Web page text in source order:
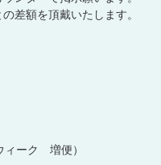
差額を頂戴いたします。
ィーク 増便）